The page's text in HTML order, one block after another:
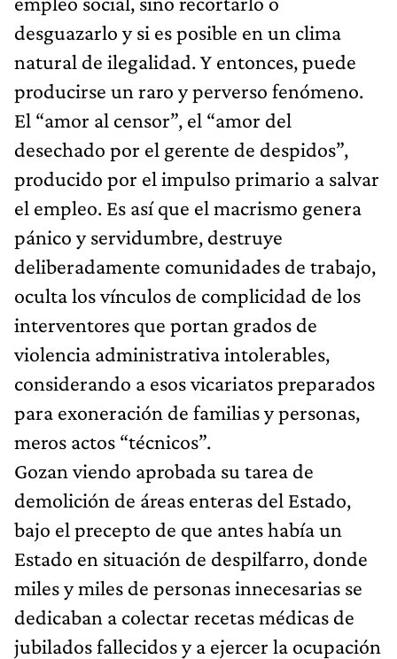
desguazarlo y si es posible en un clima
natural de ilegalidad. Y entonces, puede
producirse un raro y perverso fenómeno.
El “amor al censor”, el “amor del
desechado por el gerente de despidos”,
producido por el impulso primario a salvar
el empleo. Es así que el macrismo genera
pánico y servidumbre, destruye
deliberadamente comunidades de trabajo,
oculta los vínculos de complicidad de los
interventores que portan grados de
violencia administrativa intolerables,
considerando a esos vicariatos preparados
para exoneración de familias y personas,
meros actos “técnicos”.
Gozan viendo aprobada su tarea de
demolición de áreas enteras del Estado,
bajo el precepto de que antes había un
Estado en situación de despilfarro, donde
miles y miles de personas innecesarias se
dedicaban a colectar recetas médicas de
jubilados fallecidos y a ejercer la ocupación